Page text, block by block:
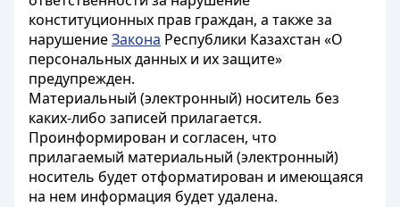
конституционных прав граждан, а также за
нарушениеЗакона Республики Казахстан «О
персональных данных и их защите»
предупрежден.
Материальный (электронный) носитель без
каких-либо записей прилагается.
Проинформирован и согласен, что
прилагаемый материальный (электронный)
носитель будет отформатирован и имеющаяся
на нем информация будет удалена.